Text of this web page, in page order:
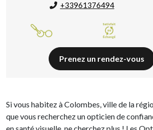
+33961376494
Prenez un rendez-vous
Si vous habitez à Colombes, ville de la
que vous recherchez un opticien de